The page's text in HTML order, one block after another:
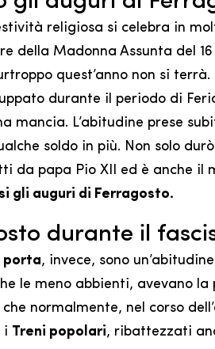
religiosa si celebra in
della Madonna Assunta del
quest’anno non si
durante il periodo di
mancia. L’abitudine prese
soldo in più. Non solo
da papa Pio XII ed è anche il
gli auguri di Ferragosto.
durante il
porta, invece, sono
le meno abbienti, avevano
normalmente, nel corso
i Treni popolari, ribattezzati